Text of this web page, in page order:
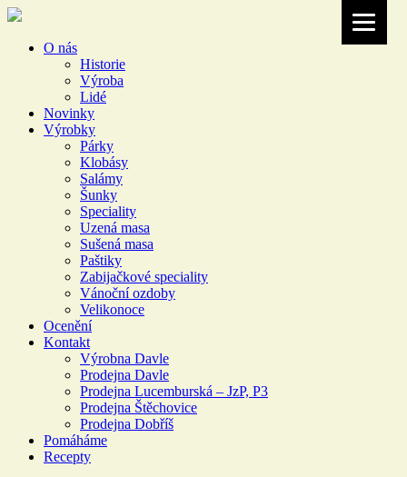
O nás
Historie
Výroba
Lidé
Novinky
Výrobky
Párky
Klobásy
Salámy
Šunky
Speciality
Uzená masa
Sušená masa
Paštiky
Zabijačkové speciality
Vánoční ozdoby
Velikonoce
Ocenění
Kontakt
Výrobna Davle
Prodejna Davle
Prodejna Lucemburská – JzP, P3
Prodejna Štěchovice
Prodejna Dobříš
Pomáháme
Recepty